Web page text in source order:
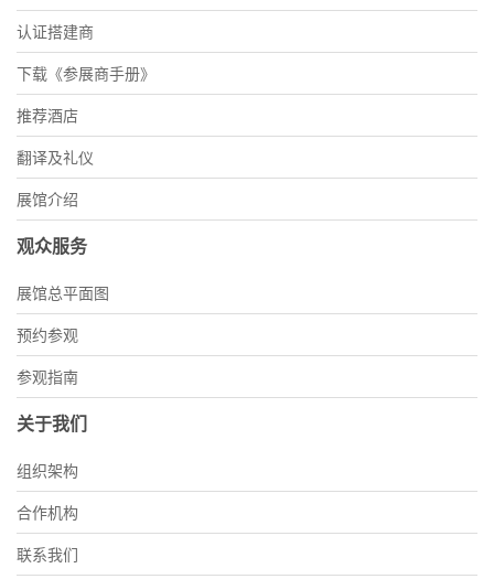
认证搭建商
下载《参展商手册》
推荐酒店
翻译及礼仪
展馆介绍
观众服务
展馆总平面图
预约参观
参观指南
关于我们
组织架构
合作机构
联系我们